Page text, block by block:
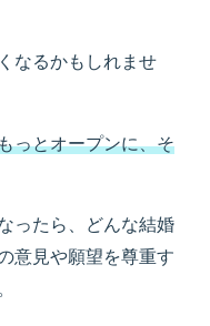
なるかもしれませ
っとオープンに、そ
ったら、どんな結婚
意見や願望を尊重す